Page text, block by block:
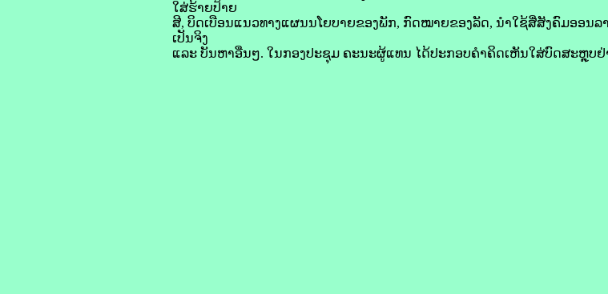
ໃສ່ຮ້າຍປ້າຍ
ສີ, ບິດເບືອນແນວທາງແຜນນໂຍບາຍຂອງພັກ, ກົດໝາຍຂອງລັດ, ນໍາໃຊ້ສື່ສັງຄົມອອນລ
ເປັນຈິງ
ແລະ ບັນຫາອື່ນໆ. ໃນກອງປະຊຸມ ຄະນະຜູ້ແທນ ໄດ້ປະກອບຄຳຄິດເຫັນໃສ່ບົດສະຫຼຸບຢ່